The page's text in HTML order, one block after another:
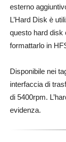
esterno
L’Hard Disk è
questo hard disk
formattarlo in
Disponibile nei
interfaccia di
di 5400rpm.
evidenza.